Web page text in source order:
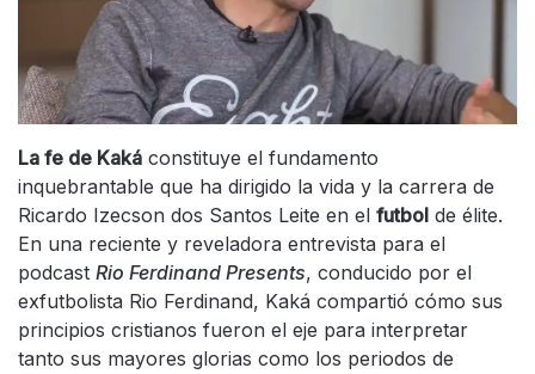
La fe de Kaká constituye el fundamento
inquebrantable que ha dirigido la vida y la carrera de
Ricardo Izecson dos Santos Leite en el futbol de élite.
En una reciente y reveladora entrevista para el
podcast Rio Ferdinand Presents, conducido por el
exfutbolista Rio Ferdinand, Kaká compartió cómo sus
principios cristianos fueron el eje para interpretar
tanto sus mayores glorias como los periodos de